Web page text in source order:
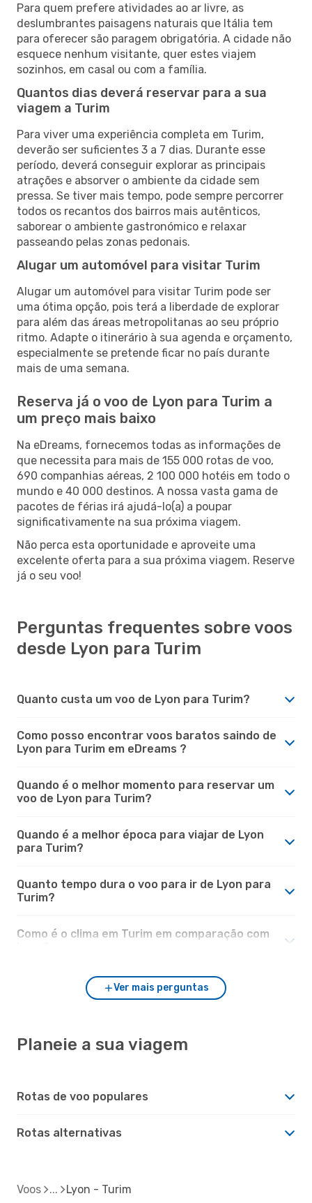
Para quem prefere atividades ao ar livre, as
deslumbrantes paisagens naturais que Itália tem
para oferecer são paragem obrigatória. A cidade não
esquece nenhum visitante, quer estes viajem
sozinhos, em casal ou com a família.
Quantos dias deverá reservar para a sua
viagem a Turim
Para viver uma experiência completa em Turim,
deverão ser suficientes 3 a 7 dias. Durante esse
período, deverá conseguir explorar as principais
atrações e absorver o ambiente da cidade sem
pressa. Se tiver mais tempo, pode sempre percorrer
todos os recantos dos bairros mais autênticos,
saborear o ambiente gastronómico e relaxar
passeando pelas zonas pedonais.
Alugar um automóvel para visitar Turim
Alugar um automóvel para visitar Turim pode ser
uma ótima opção, pois terá a liberdade de explorar
para além das áreas metropolitanas ao seu próprio
ritmo. Adapte o itinerário à sua agenda e orçamento,
especialmente se pretende ficar no país durante
mais de uma semana.
Reserva já o voo de Lyon para Turim a
um preço mais baixo
Na eDreams, fornecemos todas as informações de
que necessita para mais de 155 000 rotas de voo,
690 companhias aéreas, 2 100 000 hotéis em todo o
mundo e 40 000 destinos. A nossa vasta gama de
pacotes de férias irá ajudá-lo(a) a poupar
significativamente na sua próxima viagem.
Não perca esta oportunidade e aproveite uma
excelente oferta para a sua próxima viagem. Reserve
já o seu voo!
Perguntas frequentes sobre voos
desde Lyon para Turim
Quanto custa um voo de Lyon para Turim?
Como posso encontrar voos baratos saindo de
Lyon para Turim em eDreams ?
Quando é o melhor momento para reservar um
voo de Lyon para Turim?
Quando é a melhor época para viajar de Lyon
para Turim?
Quanto tempo dura o voo para ir de Lyon para
Turim?
Como é o clima em Turim em comparação com
Ver mais perguntas
Planeie a sua viagem
Rotas de voo populares
Rotas alternativas
Voos Lyon - Turim